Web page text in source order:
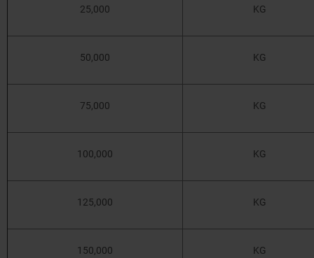
25,000 KG
50,000 KG
75,000 KG
100,000 KG
125,000 KG
150,000 KG